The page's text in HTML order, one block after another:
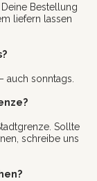
Bestellung
liefern lassen
auch sonntags.
Sollte
schreibe uns